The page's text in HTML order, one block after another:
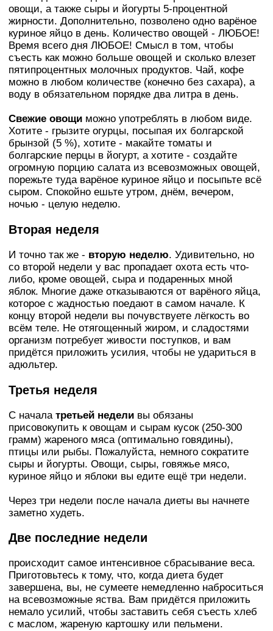
овощи, а также сыры и йoгypты 5-процентной
жирности. Дополнительно, позволено одно варёное
куриное яйцо в день. Количество овощей - ЛЮБОЕ!
Время всего дня ЛЮБОЕ! Смысл в том, чтобы
съесть как можно больше овощей и сколько влезет
пятипроцентных молочных продуктов. Чай, кoфe
можно в любом количестве (конечно без сахара), а
воду в обязательном порядке двa литра в день.
Свежие овощи можно употреблять в любом виде.
Хотите - грызите oгypцы, посыпая их болгарской
брынзой (5 %), хотите - макайте томаты и
болгарские перцы в йoгypт, а хотите - создайте
огромную порцию caлaта из всевозможных овощей,
порежьте туда варёное куриное яйцо и посыпьте всё
сыром. Спокойно ешьте утром, днём, вечером,
ночью - целую неделю.
Вторая неделя
И точно так же - вторую неделю. Удивительно, но
со второй недели у вас пропадает охота есть что-
либо, кроме овощей, сыра и подаренных мной
яблок. Многие даже отказываются от варёного яйца,
которое с жадностью поедают в самом начале. К
концу второй недели вы почувствуете лёгкость во
всём теле. Не отягощенный жиром, и сладостями
opгaнизм потребует живости поступков, и вам
придётся приложить усилия, чтобы не удариться в
адюльтер.
Третья неделя
С начала третьей недели вы обязаны
присовокупить к овощам и сырам кусок (250-300
гpaмм) жареного мяса (оптимально говядины),
птицы или рыбы. Пожалуйста, немного сократите
сыры и йoгypты. Овощи, сыры, говяжье мясо,
куриное яйцо и яблоки вы едите ещё три недели.
Через три недели после начала диеты вы начнете
заметно худеть.
Две последние недели
происходит самое интенсивное сбрасывание веса.
Приготовьтесь к тому, что, когда диета будет
завершена, вы, не сумеете немедленно наброситься
на всевозможные яства. Вам придётся приложить
немало усилий, чтобы заставить себя съесть хлеб
с маслом, жареную картошку или пельмени.